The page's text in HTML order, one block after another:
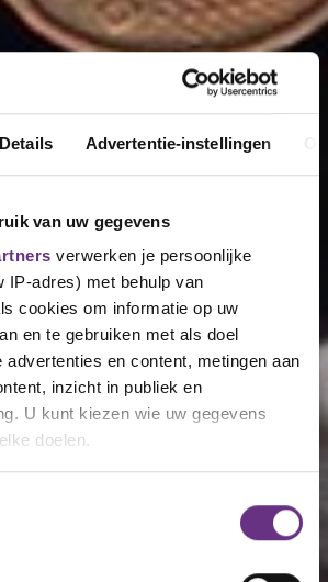
Details Advertentie-instellingen
van uw gegevens
verwerken je persoonlijke
IP-adres) met behulp van
cookies om informatie op uw
en te gebruiken met als doel
advertenties en content, metingen aan
inzicht in publiek en
U kunt kiezen wie uw gegevens
doelen.
over uw geografische
identificeren door het actief te